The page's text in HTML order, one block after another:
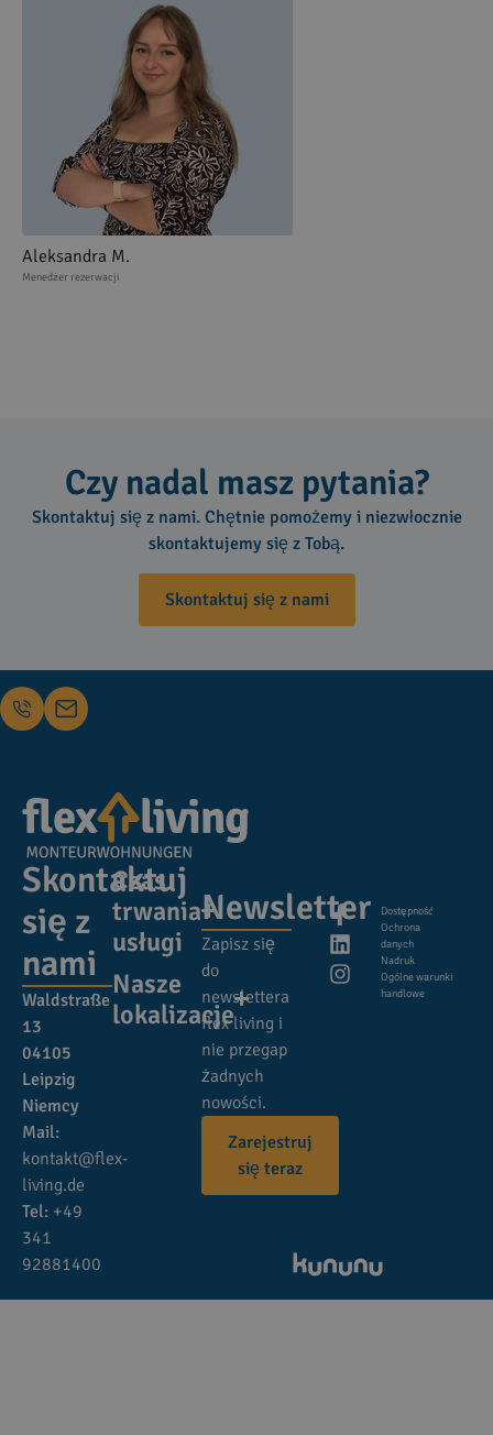
Aleksandra M.
Menedżer rezerwacji
Czy nadal masz pytania?
Skontaktuj się z nami. Chętnie pomożemy i niezwłocznie
skontaktujemy się z Tobą.
Skontaktuj się z nami
Skontaktuj
się z
nami
Waldstraße
13
04105
Leipzig
Niemcy
Mail:
kontakt@flex-
living.de
Tel: +49
341
92881400
Czas
trwania
usługi
Nasze
lokalizacje
Newsletter
Zapisz się
do
newslettera
flex living i
nie przegap
żadnych
nowości.
Zarejestruj
się teraz
Dostępność
Ochrona
danych
Nadruk
Ogólne warunki
handlowe